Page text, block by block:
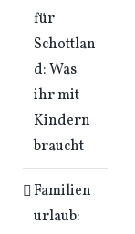
für
Schottlan
d: Was
ihr mit
Kindern
braucht
Familien
urlaub: